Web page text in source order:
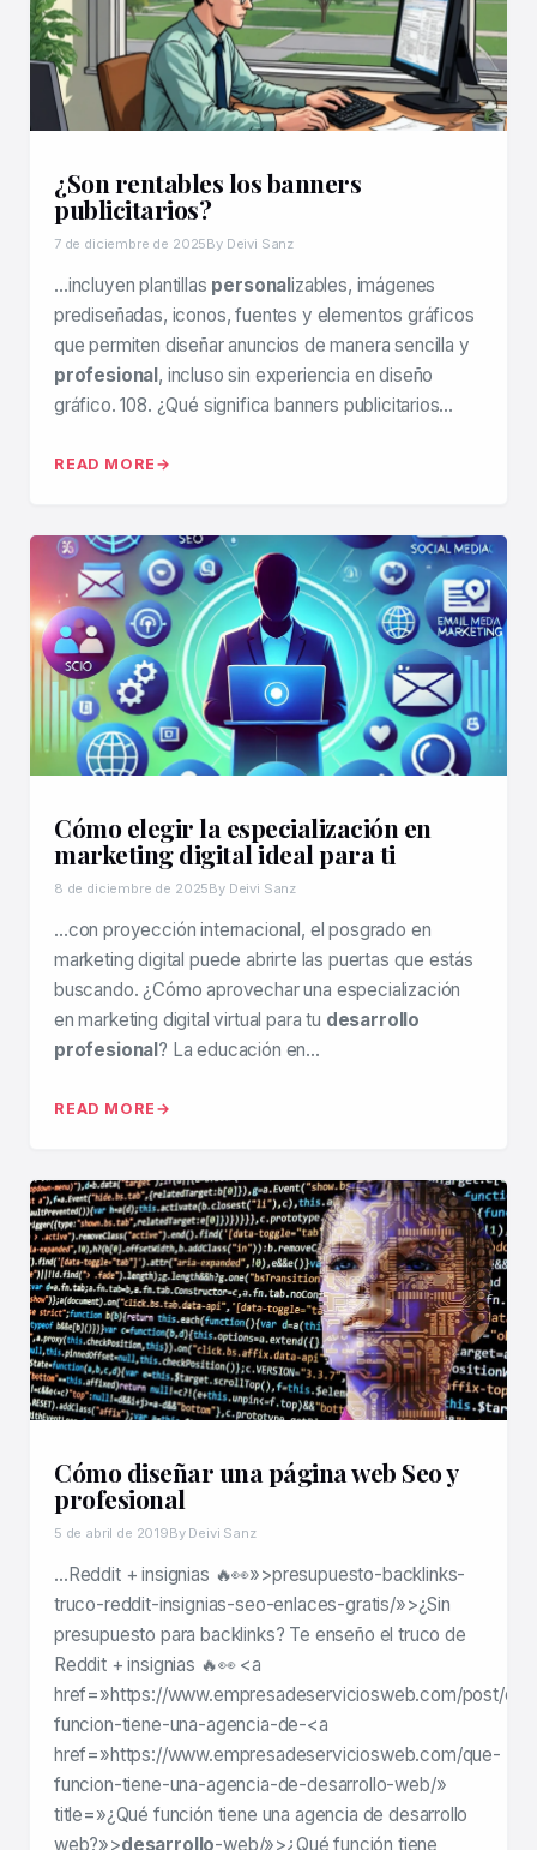
¿Son rentables los banners
publicitarios?
7 de diciembre de 2025By Deivi Sanz
…incluyen plantillas personalizables, imágenes
prediseñadas, iconos, fuentes y elementos gráficos
que permiten diseñar anuncios de manera sencilla y
profesional, incluso sin experiencia en diseño
gráfico. 108. ¿Qué significa banners publicitarios…
READ MORE
Cómo elegir la especialización en
marketing digital ideal para ti
8 de diciembre de 2025By Deivi Sanz
…con proyección internacional, el posgrado en
marketing digital puede abrirte las puertas que estás
buscando. ¿Cómo aprovechar una especialización
en marketing digital virtual para tu desarrollo
profesional? La educación en…
READ MORE
Cómo diseñar una página web Seo y
profesional
5 de abril de 2019By Deivi Sanz
…Reddit + insignias 🔥👀»>presupuesto-backlinks-
truco-reddit-insignias-seo-enlaces-gratis/»>¿Sin
presupuesto para backlinks? Te enseño el truco de
Reddit + insignias 🔥👀 <a
href=»https://www.empresadeserviciosweb.com/post/
funcion-tiene-una-agencia-de-<a
href=»https://www.empresadeserviciosweb.com/que-
funcion-tiene-una-agencia-de-desarrollo-web/»
title=»¿Qué función tiene una agencia de desarrollo
web?»>desarrollo-web/»>¿Qué función tiene